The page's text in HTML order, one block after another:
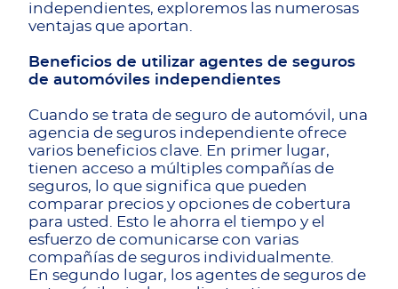
independientes, exploremos las numerosas
ventajas que aportan.
Beneficios de utilizar agentes de seguros
de automóviles independientes
Cuando se trata de seguro de automóvil, una
agencia de seguros independiente ofrece
varios beneficios clave. En primer lugar,
tienen acceso a múltiples compañías de
seguros, lo que significa que pueden
comparar precios y opciones de cobertura
para usted. Esto le ahorra el tiempo y el
esfuerzo de comunicarse con varias
compañías de seguros individualmente.
En segundo lugar, los agentes de seguros de